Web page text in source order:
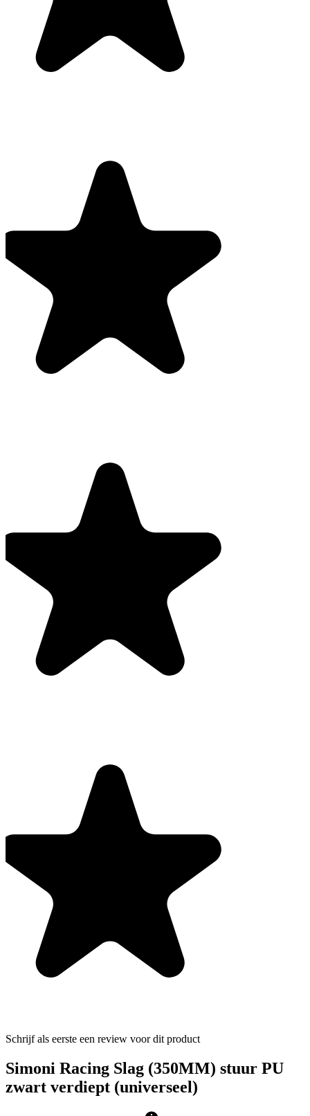
Schrijf als eerste een review voor dit product
Simoni Racing Slag (350MM) stuur PU
zwart verdiept (universeel)